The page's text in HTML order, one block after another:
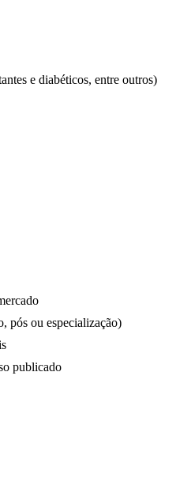
e diabéticos, entre outros)
pós ou especialização)
publicado